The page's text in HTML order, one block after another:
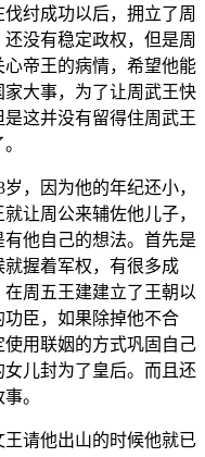
纣成功以后，拥立了周
没有稳定政权，但是周
帝王的病情，希望他能
大事，为了让周武王快
这并没有留得住周武王
，因为他的年纪还小，
让周公来辅佐他儿子，
他自己的想法。首先是
握着军权，有很多成
周五王建建立了王朝以
臣，如果除掉他不合
用联姻的方式巩固自己
儿封为了皇后。而且还
。
请他出山的时候他就已